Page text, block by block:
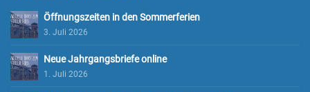
Öffnungszeiten in den Sommerferien
3. Juli 2026
Neue Jahrgangsbriefe online
1. Juli 2026